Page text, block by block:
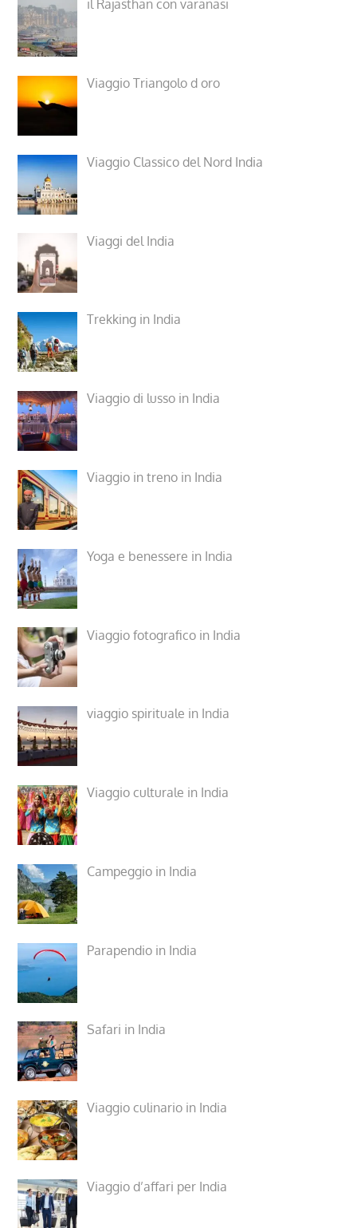
il Rajasthan con varanasi
Viaggio Triangolo d oro
Viaggio Classico del Nord India
Viaggi del India
Trekking in India
Viaggio di lusso in India
Viaggio in treno in India
Yoga e benessere in India
Viaggio fotografico in India
viaggio spirituale in India
Viaggio culturale in India
Campeggio in India
Parapendio in India
Safari in India
Viaggio culinario in India
Viaggio d’affari per India